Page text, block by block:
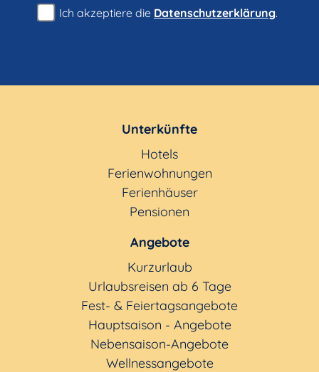
Ich akzeptiere die Datenschutzerklärung.
Unterkünfte
Hotels
Ferienwohnungen
Ferienhäuser
Pensionen
Angebote
Kurzurlaub
Urlaubsreisen ab 6 Tage
Fest- & Feiertagsangebote
Hauptsaison - Angebote
Nebensaison-Angebote
Wellnessangebote